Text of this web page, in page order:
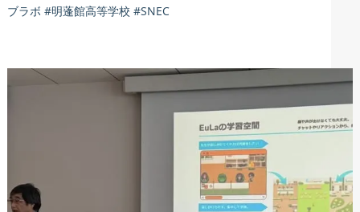
ブラボ #明蓬館高等学校 #SNEC